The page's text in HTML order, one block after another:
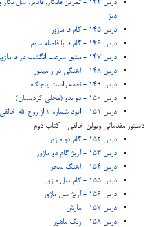
درس 144 - تمرین فابکار, فادیز, سل
دیز
درس 145 - گام فا ماژور
درس 146 - گام فا با فاصله سوم
درس 147 - مشق سرعت انگشت در فا ماژور
درس 148 - آهنگی در ر مینور
درس 149 - نغمه راست پنجگاه
درس 150 - دو بدو (محلی کردستان)
درس 151 - اتود شماره 2 از روح الله خالقی
دستور مقدماتی ویولن خالقی - کتاب دوم
درس 152 - گام دو ماژور
درس 153 - آرپژ گام دو ماژور
درس 154 - آهنگ سحر
درس 155 - گام سل ماژور
درس 156 - آرپژ سل ماژور
درس 157 - مارش
درس 158 - رِنگ ماهور